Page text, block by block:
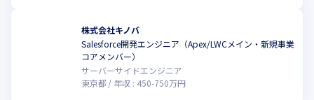
経済産業省基準に適合した網羅性の高い診断が自動で定期的に実
行され、結果は直感的に把握でき、詳細なレポートも出力可能で
Slackやメールでの通知機能により、確認漏れも防げます。
株式会社キノバ
Salesforce開発エンジニア（Apex/LWCメイン・新規事業
コアメンバー）
サーバーサイドエンジニア
東京都
年収 : 450-750万円